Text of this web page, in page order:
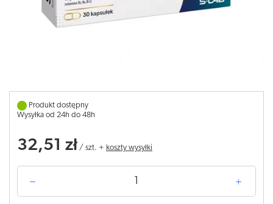
Produkt dostępny
Wysyłka od 24h do 48h
32,51 zł / szt. + koszty wysyłki